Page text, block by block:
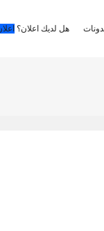
هل لديك اعلان؟